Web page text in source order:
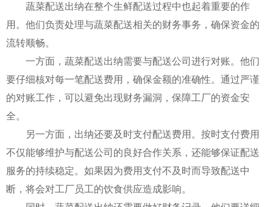
蔬菜配送出纳在整个生鲜配送过程中也起着重要的作
用。他们负责处理与蔬菜配送相关的财务事务，确保资金的
流转顺畅。
一方面，蔬菜配送出纳需要与配送公司进行对账。他们
要仔细核对每一笔配送费用，确保金额的准确性。通过严谨
的对账工作，可以避免出现财务漏洞，保障工厂的资金安
全。
另一方面，出纳还要及时支付配送费用。按时支付费用
不仅能够维护与配送公司的良好合作关系，还能够保证配送
服务的持续稳定。如果因为费用支付不及时而导致配送中
断，将会对工厂员工的饮食供应造成影响。